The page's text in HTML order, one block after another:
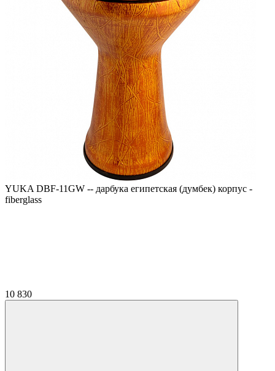
YUKA DBF-11GW -- дарбука египетская (думбек) корпус -
fiberglass
10 830